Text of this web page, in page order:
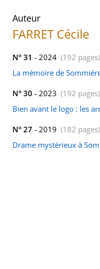
Auteur
FARRET Cécile
N° 31 - 2024 (192 pages)
La mémoire de
N° 30 - 2023 (192 pages)
Bien avant le logo : les
N° 27 - 2019 (182 pages)
Drame mystérieux à